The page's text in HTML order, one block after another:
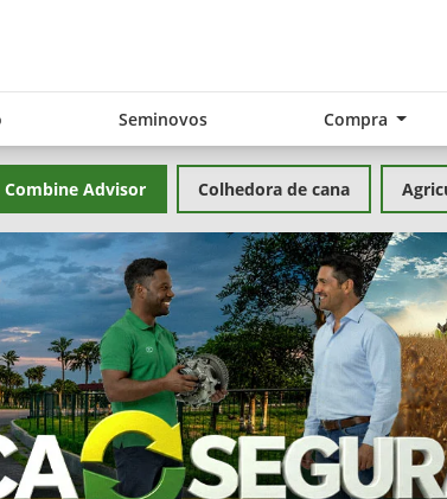
Seminovos Compra
Combine Advisor Colhedora de cana